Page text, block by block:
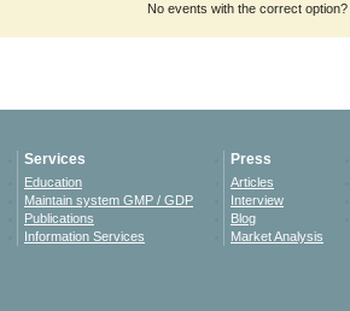
No events with the correct option?
Services
Education
Maintain system GMP / GDP
Publications
Information Services
Press
Articles
Interview
Blog
Market Analysis